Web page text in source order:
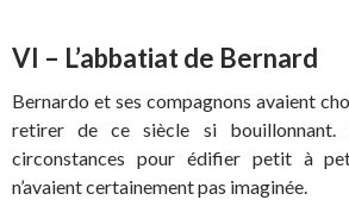
VI – L’abbatiat de Bernard
Bernardo et ses compagnons avaient
retirer de ce siècle si bouillonnant.
circonstances pour édifier petit à
n’avaient certainement pas imaginée.